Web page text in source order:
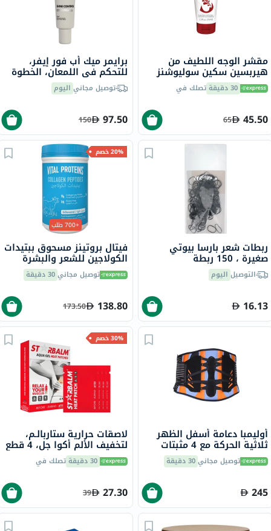
مقشر الوجه اللطيف من
هيربسين سكين سوليوشنز
75 مل 30 دقيقة تصلك في
45.50
65
برايمر ميك أب فور إيفر،
للتحكم في اللمعان، الخطوة
الأولى، 30 مل
توصيل مجاني اليوم
97.50
150
ربطات شعر بارسا بيوتي
صغيرة ، 150 ربطة
التوصيل اليوم
16.13
20% خصم
+700 طلب
فيتال بروتينز مسحوق ببتيدات
الكولاجين للشعر والبشرة
والأظافر 284 جرامتوصيل مجاني30 دقيقة
138.80
173.50
أوليمبا دعامة أسفل الظهر
ثلاثية الحركة مع 4 مثبتات
فولاذية 9.5 متوسطة OWB-
511 توصيل مجاني30 دقيقة
245
30% خصم
لاصقات حرارية ستاربالـم،
لتخفيف الألم أكوا جل، 4 قطع
30 دقيقة تصلك في
27.30
39